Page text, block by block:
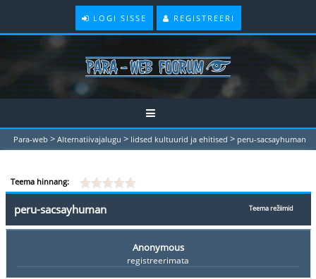
LOGI SISSE REGISTREERI
Para-web > Alternatiivajalugu > Iidsed kultuurid ja ehitised > peru-sacsayhuman
Teema hinnang:
Teema režiimid
peru-sacsayhuman
Anonymous
registreerimata